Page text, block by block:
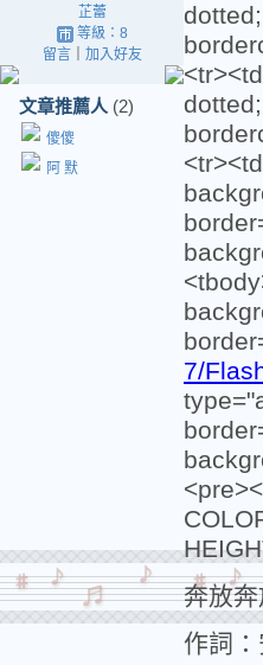
芷蕾
等級：8
留言｜ 加入好友
文章推薦人 (2)
傻傻
阿 默
7/
奔放
作詞